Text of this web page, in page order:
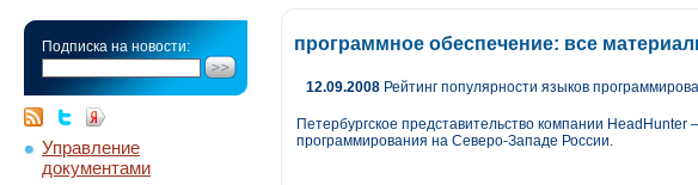
Подписка на новости:
Управление
документами
программное обеспечение: все
12.09.2008 Рейтинг популярности языков
Петербургское представительство компании
программирования на Северо-Западе России.